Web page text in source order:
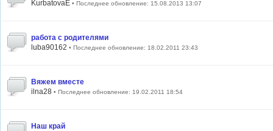
KurbatovaE • Последнее обновление: 15.08.2013 13:07
работа с родителями
luba90162 • Последнее обновление: 18.02.2011 23:43
Вяжем вместе
ilna28 • Последнее обновление: 19.02.2011 18:54
Наш край